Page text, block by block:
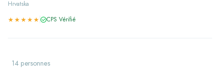
Hrvatska
★★★★★ CPS Vérifié
14 personnes